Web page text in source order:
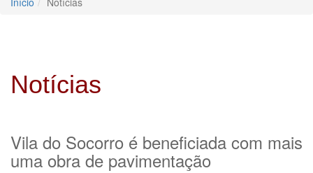
Notícias
Vila do Socorro é beneficiada com mais
uma obra de pavimentação